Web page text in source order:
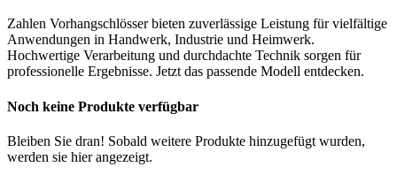
Zahlen Vorhangschlösser bieten zuverlässige Leistung für vielfältige
Anwendungen in Handwerk, Industrie und Heimwerk.
Hochwertige Verarbeitung und durchdachte Technik sorgen für
professionelle Ergebnisse. Jetzt das passende Modell entdecken.
Noch keine Produkte verfügbar
Bleiben Sie dran! Sobald weitere Produkte hinzugefügt wurden,
werden sie hier angezeigt.